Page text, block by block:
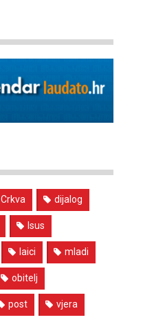
Crkva dijalog
Isus
laici mladi
obitelj
post vjera